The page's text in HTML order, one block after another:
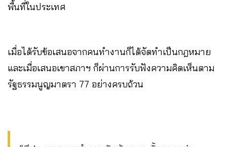
พื้นที่ในประเทศ
เมื่อได้รับข้อเสนอจากคนทำงานก็ได้จัดทำเป็นกฎหมาย
และเมื่อเสนอเขาสภาฯ ก็ผ่านการรับฟังความคิดเห็นตาม
รัฐธรรมนูญมาตรา 77 อย่างครบถ้วน